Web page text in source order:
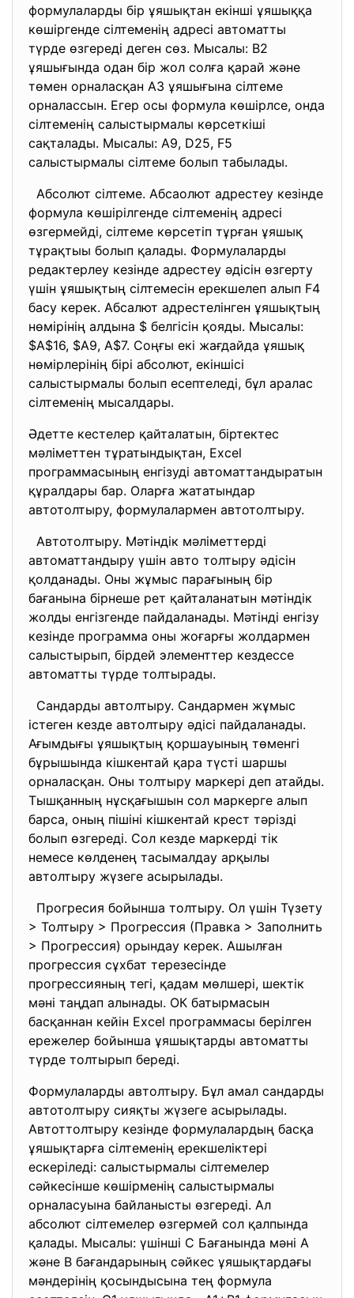
формулаларды бір ұяшықтан екінші ұяшыққа
көшіргенде сілтеменің адресі автоматты
түрде өзгереді деген сөз. Мысалы: В2
ұяшығында одан бір жол солға қарай және
төмен орналасқан А3 ұяшығына сілтеме
орналассын. Егер осы формула көшірлсе, онда
сілтеменің салыстырмалы көрсеткіші
сақталады. Мысалы: А9, D25, F5
салыстырмалы сілтеме болып табылады.
Абсолют сілтеме. Абсаолют адрестеу кезінде
формула көшірілгенде сілтеменің адресі
өзгермейді, сілтеме көрсетіп тұрған ұяшық
тұрақтыы болып қалады. Формулаларды
редактерлеу кезінде адрестеу әдісін өзгерту
үшін ұяшықтың сілтемесін ерекшелеп алып F4
басу керек. Абсалют адрестелінген ұяшықтың
нөмірінің алдына $ белгісін қояды. Мысалы:
$А$16, $А9, А$7. Соңғы екі жағдайда ұяшық
нөмірлерінің бірі абсолют, екіншісі
салыстырмалы болып есептеледі, бұл аралас
сілтеменің мысалдары.
Әдетте кестелер қайталатын, біртектес
мәліметтен тұратындықтан, Excel
программасының енгізуді автоматтандыратын
құралдары бар. Оларға жататындар
автотолтыру, формулалармен автотолтыру.
Автотолтыру. Мәтіндік мәліметтерді
автоматтандыру үшін авто толтыру әдісін
қолданады. Оны жұмыс парағының бір
бағанына бірнеше рет қайталанатын мәтіндік
жолды енгізгенде пайдаланады. Мәтінді енгізу
кезінде программа оны жоғарғы жолдармен
салыстырып, бірдей элементтер кездессе
автоматты түрде толтырады.
Сандарды автолтыру. Сандармен жұмыс
істеген кезде автолтыру әдісі пайдаланады.
Ағымдығы ұяшықтың қоршауының төменгі
бұрышында кішкентай қара түсті шаршы
орналасқан. Оны толтыру маркері деп атайды.
Тышқанның нұсқағышын сол маркерге алып
барса, оның пішіні кішкентай крест тәрізді
болып өзгереді. Сол кезде маркерді тік
немесе көлденең тасымалдау арқылы
автолтыру жүзеге асырылады.
Прогресия бойынша толтыру. Ол үшін Түзету
> Толтыру > Прогрессия (Правка > Заполнить
> Прогрессия) орындау керек. Ашылған
прогрессия сұхбат терезесінде
прогрессияның тегі, қадам мөлшері, шектік
мәні таңдап алынады. ОК батырмасын
басқаннан кейін Excel программасы берілген
ережелер бойынша ұяшықтарды автоматты
түрде толтырып береді.
Формулаларды автолтыру. Бұл амал сандарды
автотолтыру сияқты жүзеге асырылады.
Автоттолтыру кезінде формулалардың басқа
ұяшықтарға сілтеменің ерекшеліктері
ескеріледі: салыстырмалы сілтемелер
сәйкесінше көшірменің салыстырмалы
орналасуына байланысты өзгереді. Ал
абсолют сілтемелер өзгермей сол қалпында
қалады. Мысалы: үшінші С Бағанында мәні А
және В бағандарының сәйкес ұяшықтардағы
мәндерінің қосындысына тең формула